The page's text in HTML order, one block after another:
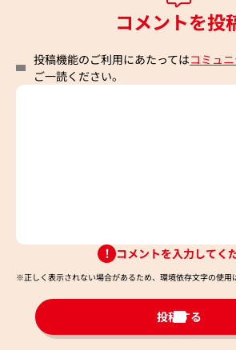
コメントを投
投稿機能のご利用にあたってはコミュ
ご一読ください。
コメントを入力してく
※正しく表示されない場合があるため、環境依存文字の使用
投稿する